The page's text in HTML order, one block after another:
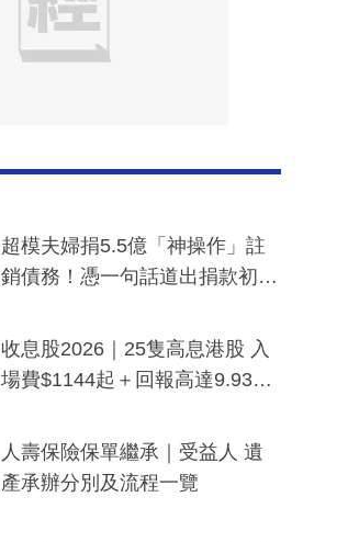
超模夫婦捐5.5億「神操作」註
銷債務！憑一句話道出捐款初
一度被誤當詐騙手段
收息股2026｜25隻高息港股 入
場費$1144起＋回報高達9.93
人壽保險保單繼承｜受益人 遺
產承辦分別及流程一覽